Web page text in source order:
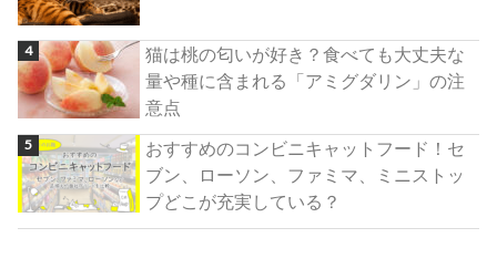
猫は桃の匂いが好き？食べても大丈夫な
量や種に含まれる「アミグダリン」の注
意点
おすすめのコンビニキャットフード！セ
ブン、ローソン、ファミマ、ミニストッ
プどこが充実している？